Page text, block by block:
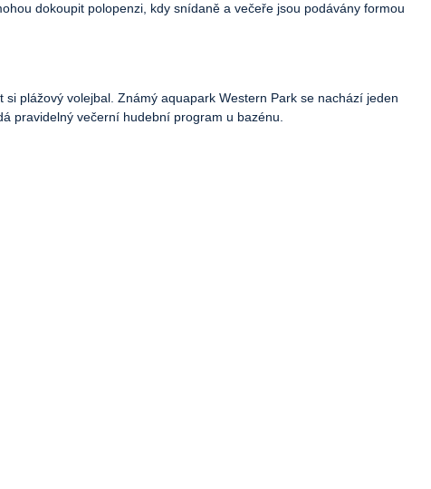
dokoupit polopenzi, kdy snídaně a večeře jsou podávány formou
plážový volejbal. Známý aquapark Western Park se nachází jeden
pravidelný večerní hudební program u bazénu.